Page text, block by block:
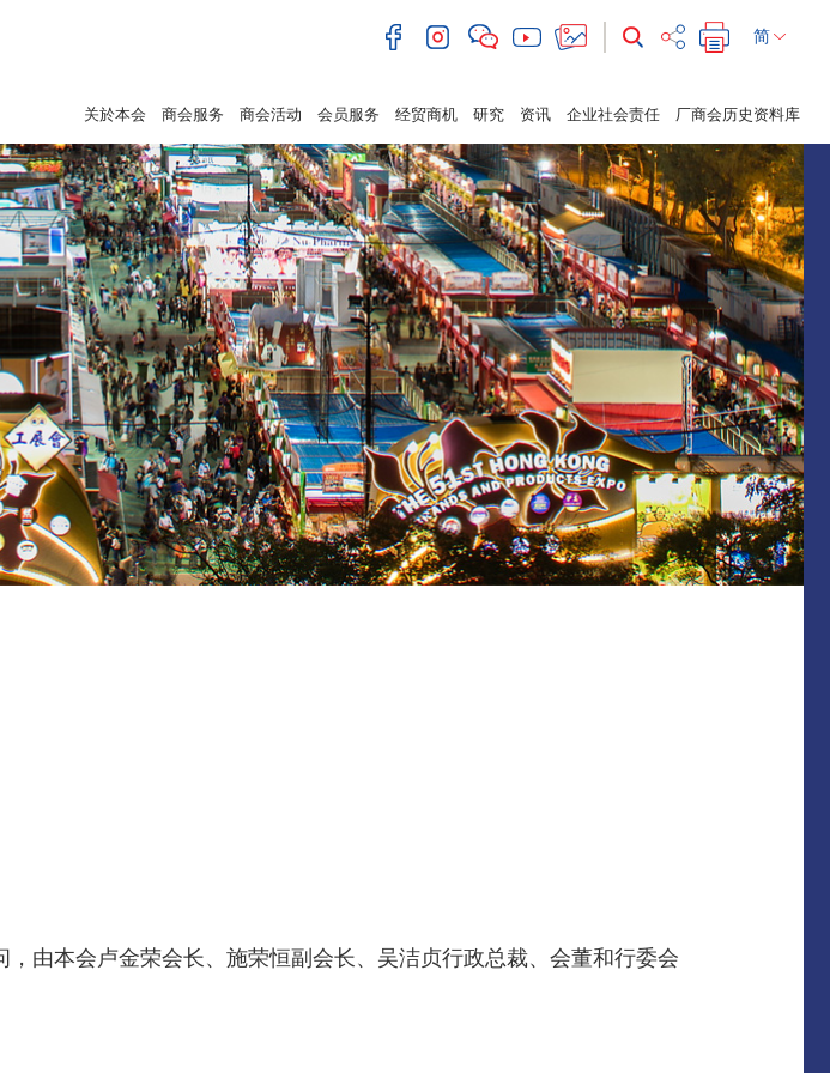
简
关於本会 商会服务 商会活动 会员服务 经贸商机 研究 资讯 企业社会责任 厂商会历史资料库
由本会卢金荣会长、施荣恒副会长、吴洁贞行政总裁、会董和行委会